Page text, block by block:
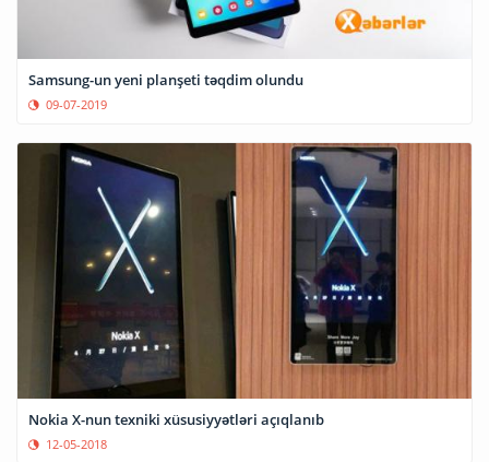
Samsung-un yeni planşeti təqdim olundu
09-07-2019
Nokia X-nun texniki xüsusiyyətləri açıqlanıb
12-05-2018